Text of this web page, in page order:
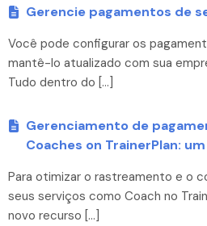
Gerencie pagamentos de
Você pode configurar os
mantê-lo atualizado com sua
Tudo dentro do […]
Gerenciamento de
Coaches on TrainerPlan:
Para otimizar o rastreamento e o
seus serviços como Coach no
novo recurso […]